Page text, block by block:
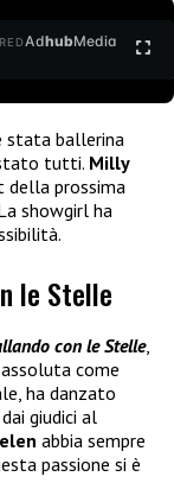
AdhubMedia
stata ballerina
tutti. Milly
della prossima
showgirl ha
le Stelle
con le Stelle,
come
ha danzato
giudici al
abbia sempre
passione si è